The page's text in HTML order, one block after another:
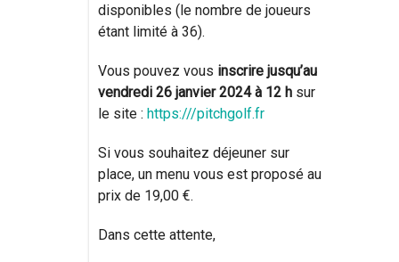
disponibles (le nombre de joueurs
étant limité à 36).
Vous pouvez vous inscrire jusqu’au
vendredi 26 janvier 2024 à 12 h sur
le site : https:///pitchgolf.fr
Si vous souhaitez déjeuner sur
place, un menu vous est proposé au
prix de 19,00 €.
Dans cette attente,